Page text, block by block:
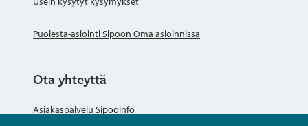
Puolesta-asiointi Sipoon Oma asioinnissa
Ota yhteyttä
Asiakaspalvelu SipooInfo